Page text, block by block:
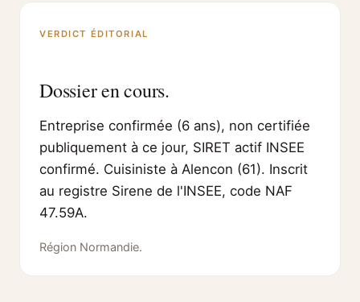
VERDICT ÉDITORIAL
Dossier en cours.
Entreprise confirmée (6 ans), non certifiée
publiquement à ce jour, SIRET actif INSEE
confirmé. Cuisiniste à Alencon (61). Inscrit
au registre Sirene de l'INSEE, code NAF
47.59A.
Région Normandie.